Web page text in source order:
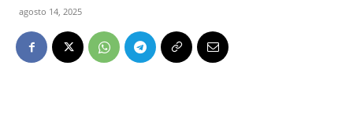
agosto 14, 2025